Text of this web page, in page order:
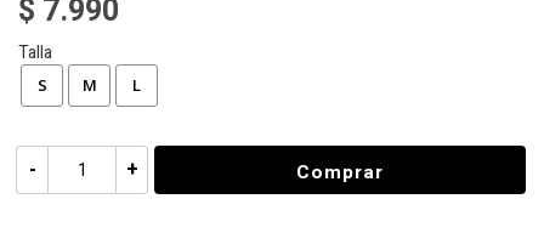
$ 7.990
Talla
S M L
+
- Comprar